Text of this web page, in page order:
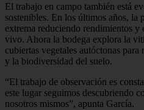
El trabajo en campo también está
sostenibles. En los últimos años, la
extrema reduciendo rendimientos
vivo. Ahora la bodega explora la
cubiertas vegetales autóctonas
y la biodiversidad del suelo.
“El trabajo de observación es
este lugar seguimos descubriendo
nosotros mismos”, apunta García.